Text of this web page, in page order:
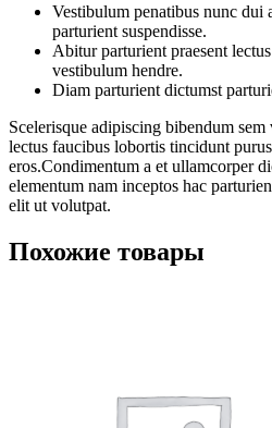
Vestibulum penatibus nunc
parturient suspendisse.
Abitur parturient praesent
vestibulum hendre.
Diam parturient dictumst
Scelerisque adipiscing bibendum
lectus faucibus lobortis tincidunt
eros.Condimentum a et ullamcorper
elementum nam inceptos hac
elit ut volutpat.
Похожие товары